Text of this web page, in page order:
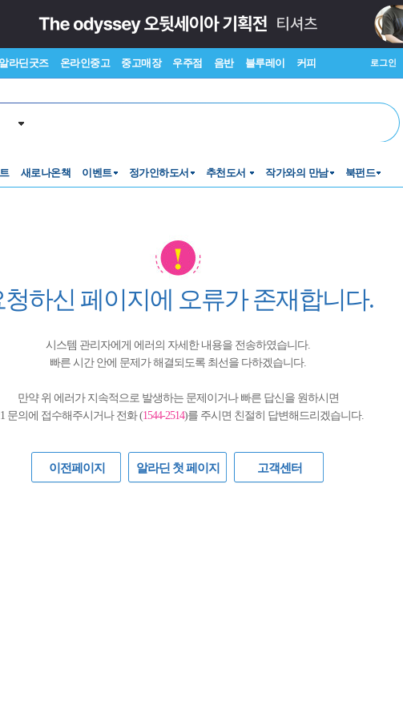
알라딘굿즈 온라인중고 중고매장 우주점 음반 블루레이 커피 로그인
새로나온책 이벤트 정가인하도서 추천도서 작가와의 만남 북펀드
청하신 페이지에 오류가 존재합니다.
시스템 관리자에게 에러의 자세한 내용을 전송하였습니다.
빠른 시간 안에 문제가 해결되도록 최선을 다하겠습니다.
만약 위 에러가 지속적으로 발생하는 문제이거나 빠른 답신을 원하시면
문의에 접수해주시거나 전화 (1544-2514)를 주시면 친절히 답변해드리겠습니다.
이전페이지 알라딘 첫 페이지 고객센터